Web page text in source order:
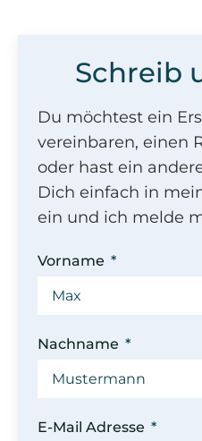
Schreib
Du möchtest ein
vereinbaren, einen
oder hast ein
Dich einfach in
ein und ich melde
Vorname
Nachname
E-Mail Adresse